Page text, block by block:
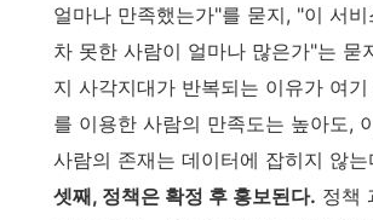
얼마나 만족했는가"를 묻지, "이 서
차 못한 사람이 얼마나 많은가"는 묻
지 사각지대가 반복되는 이유가 여
를 이용한 사람의 만족도는 높아도,
사람의 존재는 데이터에 잡히지 않는
셋째, 정책은 확정 후 홍보된다. 정책